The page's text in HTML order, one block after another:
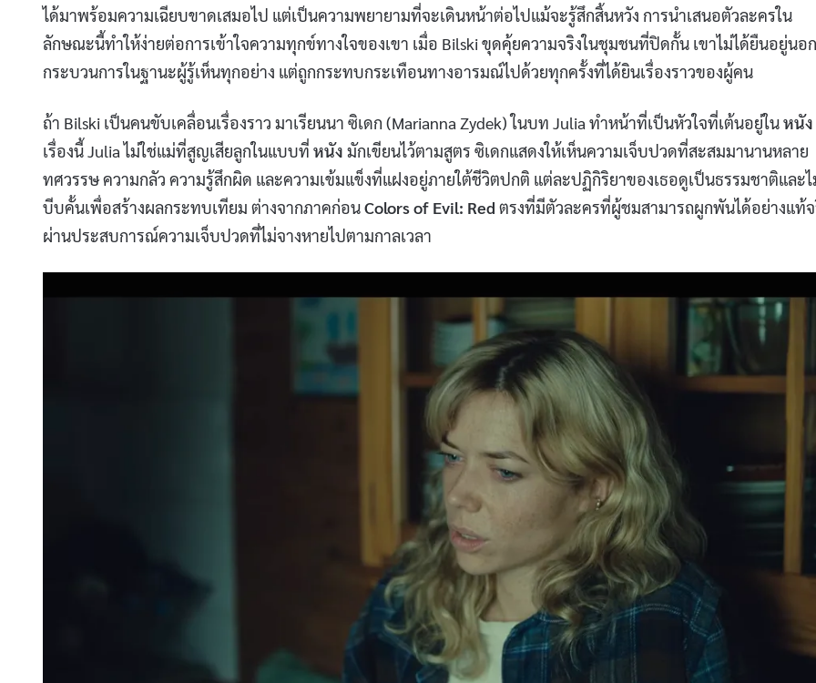
ได้มาพร้อมความเฉียบขาดเสมอไป แต่เป็นความพยายามที่จะเดินหน้าต่อไปแม้จะรู้สึกสิ้นหวัง การนำเสนอตัวละครใน
ลักษณะนี้ทำให้ง่ายต่อการเข้าใจความทุกข์ทางใจของเขา เมื่อ Bilski ขุดคุ้ยความจริงในชุมชนที่ปิดกั้น เขาไม่ได้ยืนอยู่นอก
กระบวนการในฐานะผู้รู้เห็นทุกอย่าง แต่ถูกกระทบกระเทือนทางอารมณ์ไปด้วยทุกครั้งที่ได้ยินเรื่องราวของผู้คน
ถ้า Bilski เป็นคนขับเคลื่อนเรื่องราว มาเรียนนา ซิเดก (Marianna Zydek) ในบท Julia ทำหน้าที่เป็นหัวใจที่เต้นอยู่ในหนัง
เรื่องนี้ Julia ไม่ใช่แม่ที่สูญเสียลูกในแบบที่ หนัง มักเขียนไว้ตามสูตร ซิเดกแสดงให้เห็นความเจ็บปวดที่สะสมมานานหลาย
ทศวรรษ ความกลัว ความรู้สึกผิด และความเข้มแข็งที่แฝงอยู่ภายใต้ชีวิตปกติ แต่ละปฏิกิริยาของเธอดูเป็นธรรมชาติและ
บีบคั้นเพื่อสร้างผลกระทบเทียม ต่างจากภาคก่อนColors of Evil: Red ตรงที่มีตัวละครที่ผู้ชมสามารถผูกพันได้อย่างแท้จ
ผ่านประสบการณ์ความเจ็บปวดที่ไม่จางหายไปตามกาลเวลา